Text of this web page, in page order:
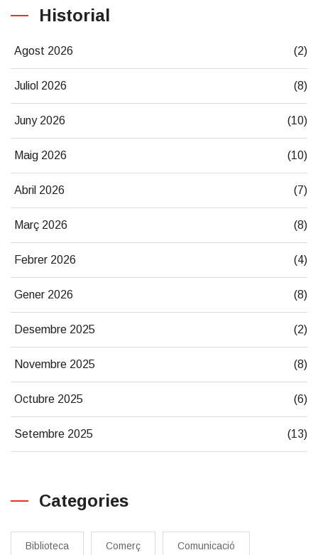
Historial
Agost 2026 (2)
Juliol 2026 (8)
Juny 2026 (10)
Maig 2026 (10)
Abril 2026 (7)
Març 2026 (8)
Febrer 2026 (4)
Gener 2026 (8)
Desembre 2025 (2)
Novembre 2025 (8)
Octubre 2025 (6)
Setembre 2025 (13)
Categories
Biblioteca Comerç Comunicació